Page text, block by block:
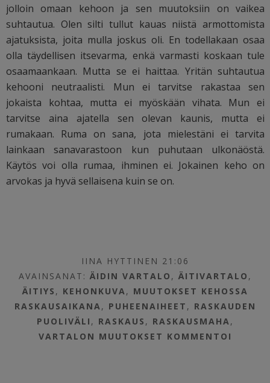
jolloin omaan kehoon ja sen muutoksiin on vaikea
suhtautua. Olen silti tullut kauas niistä armottomista
ajatuksista, joita mulla joskus oli. En todellakaan osaa
olla täydellisen itsevarma, enkä varmasti koskaan tule
osaamaankaan. Mutta se ei haittaa. Yritän suhtautua
kehooni neutraalisti. Mun ei tarvitse rakastaa sen
jokaista kohtaa, mutta ei myöskään vihata. Mun ei
tarvitse aina ajatella sen olevan kaunis, mutta ei
rumakaan. Ruma on sana, jota mielestäni ei tarvita
lainkaan sanavarastoon kun puhutaan ulkonäöstä.
Käytös voi olla rumaa, ihminen ei. Jokainen keho on
arvokas ja hyvä sellaisena kuin se on.
IINA HYTTINEN 21:06
AVAINSANAT:ÄIDIN VARTALO ,ÄITIVARTALO ,
ÄITIYS , KEHONKUVA , MUUTOKSET KEHOSSA
RASKAUSAIKANA , PUHEENAIHEET , RASKAUDEN
PUOLIVÄLI , RASKAUS , RASKAUSMAHA ,
VARTALON MUUTOKSET KOMMENTOI